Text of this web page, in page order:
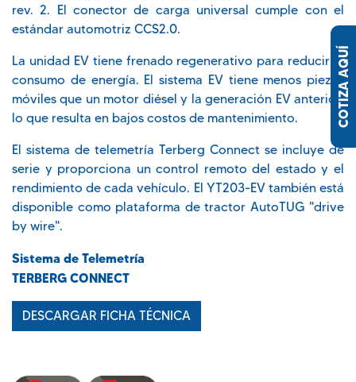
COTIZA AQUÍ
rev. 2. El conector de carga universal cumple con el
estándar automotriz CCS2.0.
La unidad EV tiene frenado regenerativo para reducir el
consumo de energía. El sistema EV tiene menos piezas
móviles que un motor diésel y la generación EV anterior,
lo que resulta en bajos costos de mantenimiento.
El sistema de telemetría Terberg Connect se incluye de
serie y proporciona un control remoto del estado y el
rendimiento de cada vehículo. El YT203-EV también está
disponible como plataforma de tractor AutoTUG "drive
by wire".
Sistema de Telemetría
TERBERG CONNECT
DESCARGAR FICHA TÉCNICA